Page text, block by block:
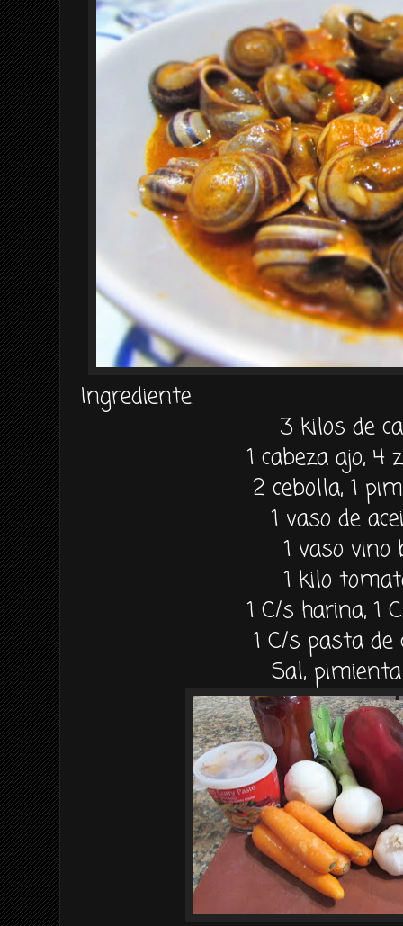
Ingrediente.
3 kilos de
1 cabeza ajo, 4
2 cebolla, 1
1 vaso de
1 vaso vino
1 kilo
1 C/s harina, 1
1 C/s pasta
Sal,